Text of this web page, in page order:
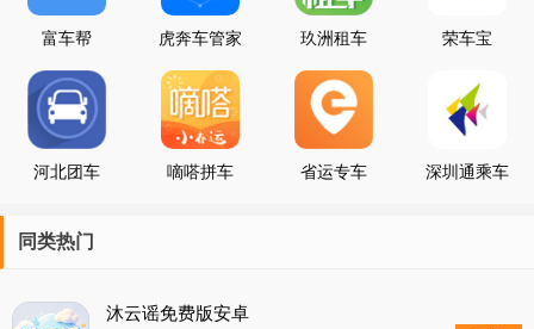
富车帮 虎奔车管家 玖洲租车 荣车宝
河北团车 嘀嗒拼车 省运专车
深圳通乘车
同类热门
沐云谣免费版安卓